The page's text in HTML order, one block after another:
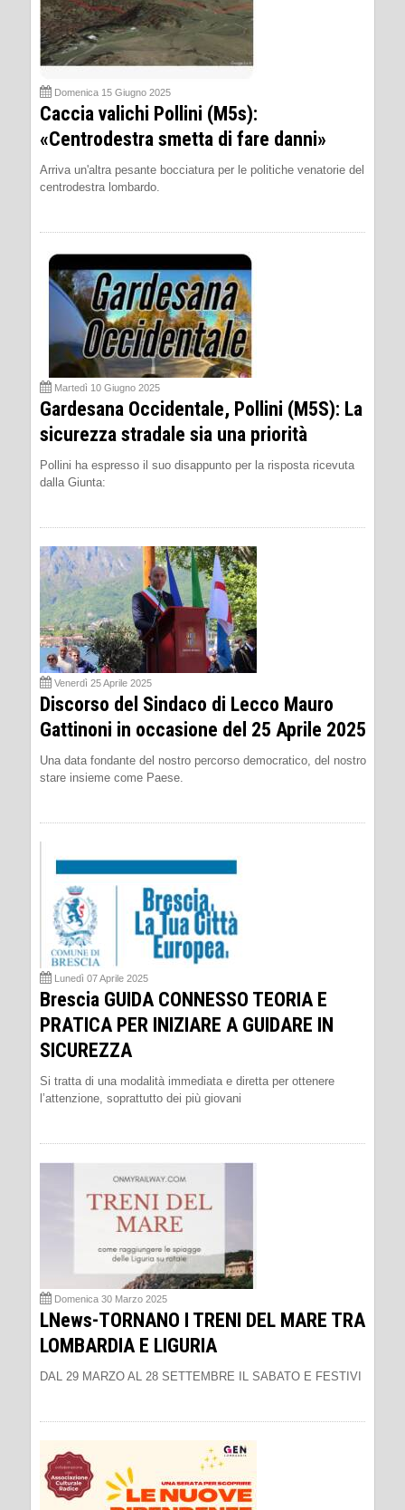
Domenica 15 Giugno 2025
Caccia valichi Pollini (M5s):
«Centrodestra smetta di fare danni»
Arriva un'altra pesante bocciatura per le politiche venatorie del
centrodestra lombardo.
Martedì 10 Giugno 2025
Gardesana Occidentale, Pollini (M5S): La
sicurezza stradale sia una priorità
Pollini ha espresso il suo disappunto per la risposta ricevuta
dalla Giunta:
Venerdì 25 Aprile 2025
Discorso del Sindaco di Lecco Mauro
Gattinoni in occasione del 25 Aprile 2025
Una data fondante del nostro percorso democratico, del nostro
stare insieme come Paese.
Lunedì 07 Aprile 2025
Brescia GUIDA CONNESSO TEORIA E
PRATICA PER INIZIARE A GUIDARE IN
SICUREZZA
Si tratta di una modalità immediata e diretta per ottenere
l’attenzione, soprattutto dei più giovani
Domenica 30 Marzo 2025
LNews-TORNANO I TRENI DEL MARE TRA
LOMBARDIA E LIGURIA
DAL 29 MARZO AL 28 SETTEMBRE IL SABATO E FESTIVI